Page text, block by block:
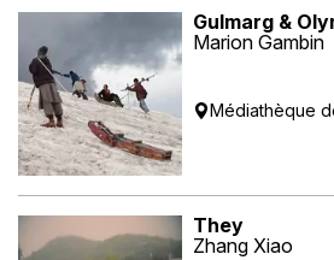
Gulmarg &
Marion Gambin
Médiathèque
They
Zhang Xiao